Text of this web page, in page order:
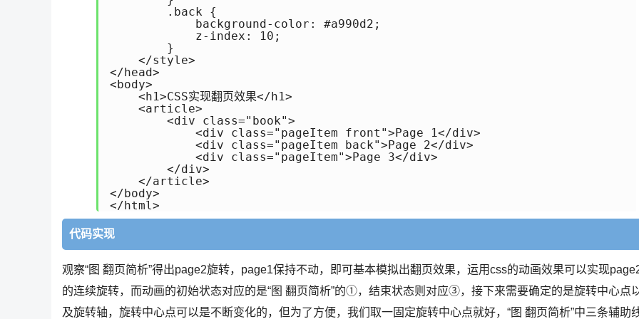
        .back {
            background-color: #a990d2;
            z-index: 10;
        }
    </style>
</head>
<body>
    <h1>CSS实现翻页效果</h1>
    <article>
        <div class="book">
            <div class="pageItem front">Page 1</div>
            <div class="pageItem back">Page 2</div>
            <div class="pageItem">Page 3</div>
        </div>
    </article>
</body>
</html>
代码实现
观察“图 翻页简析”得出page2旋转，page1保持不动，即可基本模拟出翻页效果，运用css的动画效果可以实现
的连续旋转，而动画的初始状态对应的是“图 翻页简析”的①，结束状态则对应③，接下来需要确定的是旋转中心点
及旋转轴，旋转中心点可以是不断变化的，但为了方便，我们取一固定旋转中心点就好，“图 翻页简析”中三条辅助